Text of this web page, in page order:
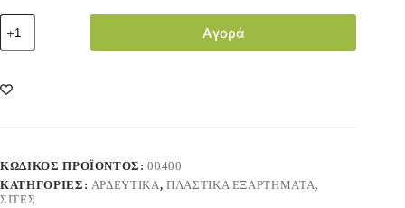
Αγορά
ΚΩΔΙΚΌΣ ΠΡΟΪΌΝΤΟΣ:00400
ΚΑΤΗΓΟΡΊΕΣ: ΑΡΔΕΥΤΙΚΑ, ΠΛΑΣΤΙΚΑ ΕΞΑΡΤΗΜΑΤΑ,
ΣΙΤΕΣ